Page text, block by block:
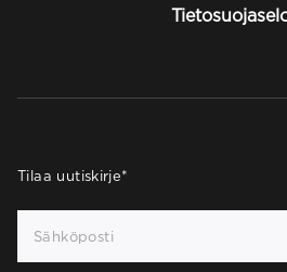
Tilaa uutiskirje*